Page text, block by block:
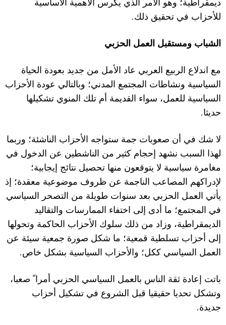
ديمقراطية؛ وهو ا لأمر الذي يكرس ا لأهمية ا لأساسية
للأحزاب في تحقيق ذلك.
الشباب ومستقبل العمل الحزبي
مع اندلاع الربيع العربي عاد الأمل من جديد بعودة الحياة
السياسية ونشاطات المجتمع المدني؛ وبالتالي عودة الأحزاب
السياسية للعمل، سواء القديمة أم تلك المنوي تشكيلها
حديثا.
لا شك في أن صعوبات جمة ستواجه الأحزاب الناشئة؛ وربما
لهذا السبب نشهد إحجام كثير من الناشطين عن الدخول في
مغامرة سياسية لا يتوقعون منها تحصيل نتائج إيجابية؛
لإدراكهم المصاعب الناجمة عن ظروف موضوعية معقدة؛ إذ
يأتي العمل الحزبي بعد سنوات طويلة من التصحر السياسي
في المجتمع؛ ما أدى إلى اختفاء الممارسات والتقاليد
الديمقراطية، وزاد من ذلك سلوك الأحزاب الحاكمة وتحولها
إلى أحزاب تسلطية قمعية؛ ما شكل صورة جمعية سيئة عن
العمل السياسي ككل؛ والأحزاب السياسية بشكل خاص.
باتت إعادة ثقة الناس بالعمل السياسي الحزبي أمرا ً صعبا،
وتشكل تحديا حقيقيا قبل الشروع في تشكيل أحزاب
جديدة.